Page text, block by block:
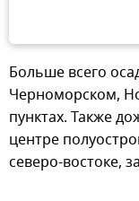
Больше всего
Черноморском,
пунктах. Также
центре
северо-востоке,